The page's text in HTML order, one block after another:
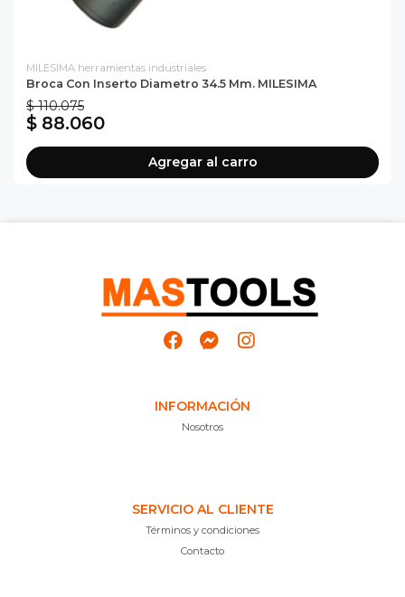
MILESIMA herramientas industriales
Broca Con Inserto Diametro 34.5 Mm. MILESIMA
$ 110.075
$ 88.060
Agregar al carro
INFORMACIÓN
Nosotros
SERVICIO AL CLIENTE
Términos y condiciones
Contacto